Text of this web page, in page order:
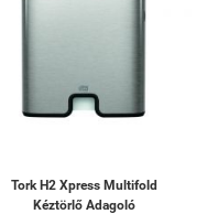
Tork H2 Xpress Multifold
Kéztörlő Adagoló